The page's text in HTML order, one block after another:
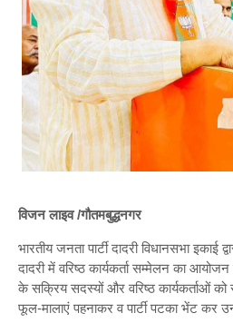
विजन लाइव /गौतमबुद्धनगर
भारतीय जनता पार्टी दादरी विधानसभा इकाई
दादरी में वरिष्ठ कार्यकर्ता सम्मेलन का
के सक्रिय सदस्यों और वरिष्ठ कार्यकर्ताओं को
फूल-मालाएं पहनाकर व पार्टी पटका भेंट कर